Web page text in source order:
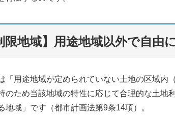
限地域】用途地域以外で自由
「用途地域が定められていない土地の区域内
のため当該地域の特性に応じて合理的な土地
地域」です（都市計画法第9条14項）。